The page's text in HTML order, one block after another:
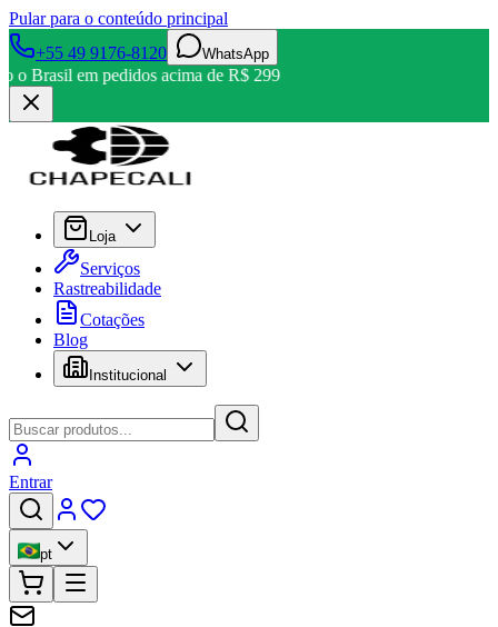
Pular para o conteúdo principal
+55 49 9176-8120
WhatsApp
o Brasil em pedidos acima de R$ 299
Loja
Serviços
Rastreabilidade
Cotações
Blog
Institucional
Entrar
pt